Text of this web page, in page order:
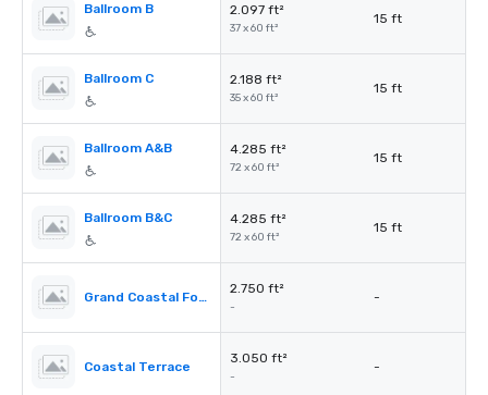
Ballroom B 2.097 ft²
37 x 60 ft²
15 ft
Ballroom C 2.188 ft²
35 x 60 ft²
15 ft
Ballroom A&B 4.285 ft²
72 x 60 ft²
15 ft
Ballroom B&C 4.285 ft²
72 x 60 ft²
15 ft
Grand Coastal Foyer
2.750 ft²
-
-
Coastal Terrace
3.050 ft²
-
-